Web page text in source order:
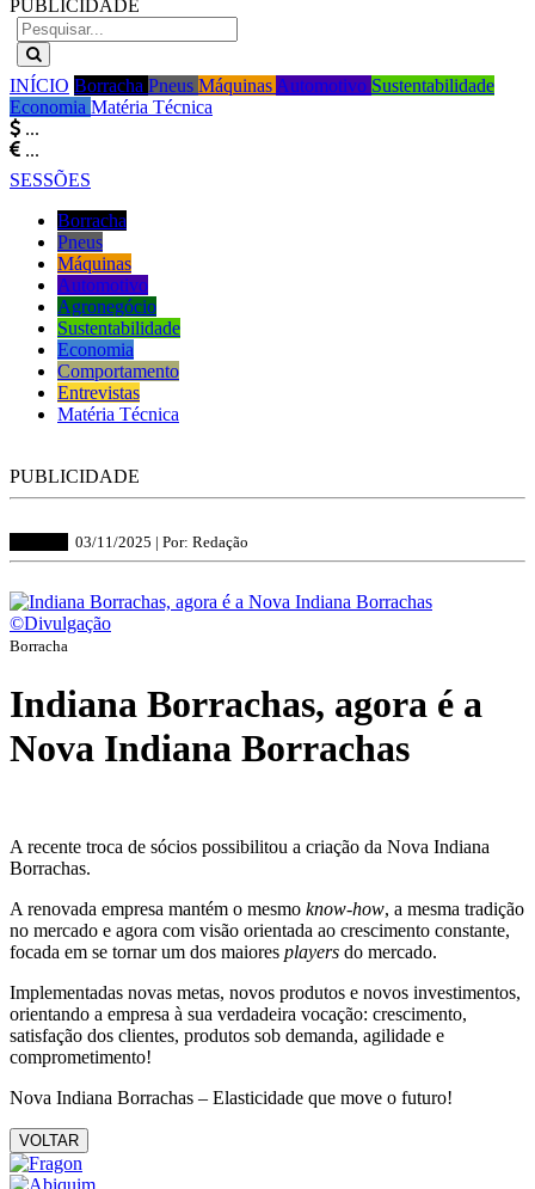
PUBLICIDADE
INÍCIO Borracha Pneus Máquinas Automotivo Sustentabilidade
Economia Matéria Técnica
...
...
SESSÕES
Borracha
Pneus
Máquinas
Automotivo
Agronegócio
Sustentabilidade
Economia
Comportamento
Entrevistas
Matéria Técnica
PUBLICIDADE
03/11/2025 | Por: Redação
©Divulgação
Borracha
Indiana Borrachas, agora é a
Nova Indiana Borrachas
A recente troca de sócios possibilitou a criação da Nova Indiana
Borrachas.
A renovada empresa mantém o mesmo know-how, a mesma tradição
no mercado e agora com visão orientada ao crescimento constante,
focada em se tornar um dos maiores players do mercado.
Implementadas novas metas, novos produtos e novos investimentos,
orientando a empresa à sua verdadeira vocação: crescimento,
satisfação dos clientes, produtos sob demanda, agilidade e
comprometimento!
Nova Indiana Borrachas – Elasticidade que move o futuro!
VOLTAR